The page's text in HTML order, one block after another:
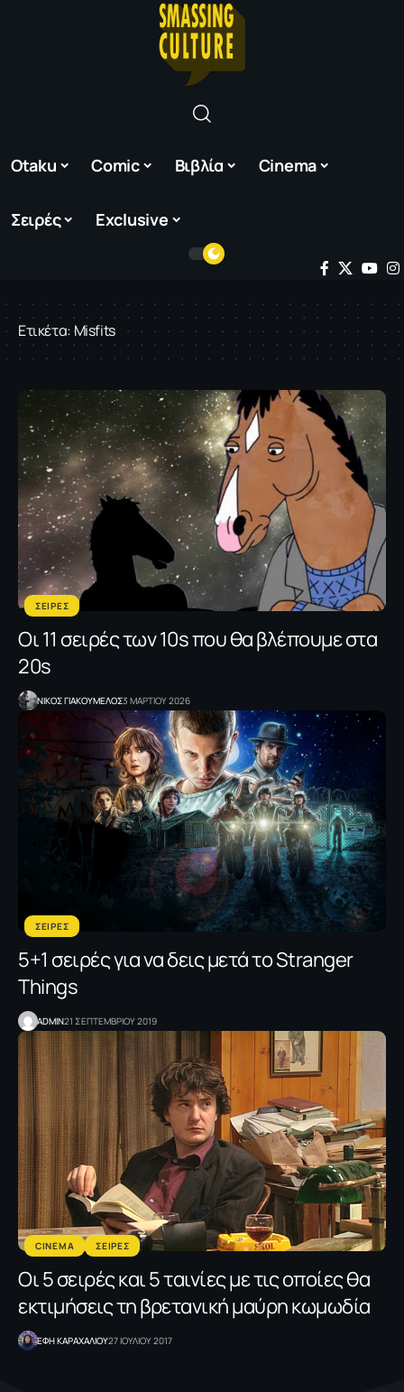
Otaku Comic Βιβλία Cinema
Σειρές Exclusive
Ετικέτα:Misfits
ΣΕΙΡΕΣ
Oι 11 σειρές των 10s που θα βλέπουμε στα
20s
NΙΚΟΣ ΓΙΑΚΟΥΜΕΛΟΣ3 ΜΑΡΤΙΟΥ 2026
ΣΕΙΡΕΣ
5+1 σειρές για να δεις μετά το Stranger
Things
ADMIN21 ΣΕΠΤΕΜΒΡΙΟΥ 2019
CINEMA ΣΕΙΡΕΣ
Οι 5 σειρές και 5 ταινίες με τις οποίες θα
εκτιμήσεις τη βρετανική μαύρη κωμωδία
ΕΦΗ KΑΡΑΧΑΛΙΟΥ27 ΙΟΥΛΙΟΥ 2017